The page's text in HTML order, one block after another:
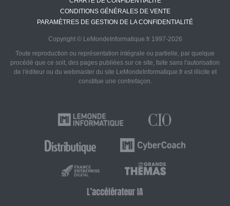
CONDITIONS GÉNÉRALES DE VENTE
PARAMÈTRES DE GESTION DE LA CONFIDENTIALITÉ
Copyright © LeMondeInformatique.fr 1997-2026
Toute reproduction ou représentation intégrale ou partielle, par quelque
procédé que ce soit, des pages publiées sur ce site, faite sans l'autorisation
de l'éditeur ou du webmaster du site LeMondeInformatique.fr est illicite et
constitue une contrefaçon.